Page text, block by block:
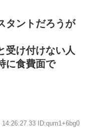
タントだろうが
受け付けない人
に食費面で
14:26:27.33 ID:qum1+6bg0